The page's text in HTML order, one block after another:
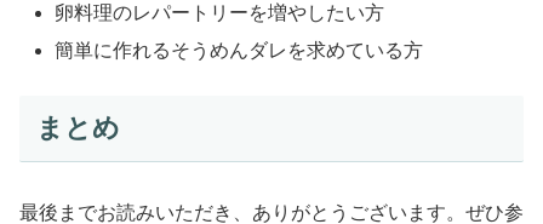
卵料理のレパートリーを増やしたい方
簡単に作れるそうめんダレを求めている方
まとめ
最後までお読みいただき、ありがとうございます。ぜひ参